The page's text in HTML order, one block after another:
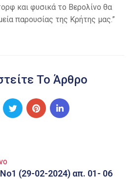
και φυσικά το Βερολίνο θα
παρουσίας της Κρήτης μας.”
Το Άρθρο
(29-02-2024) απ. 01- 06